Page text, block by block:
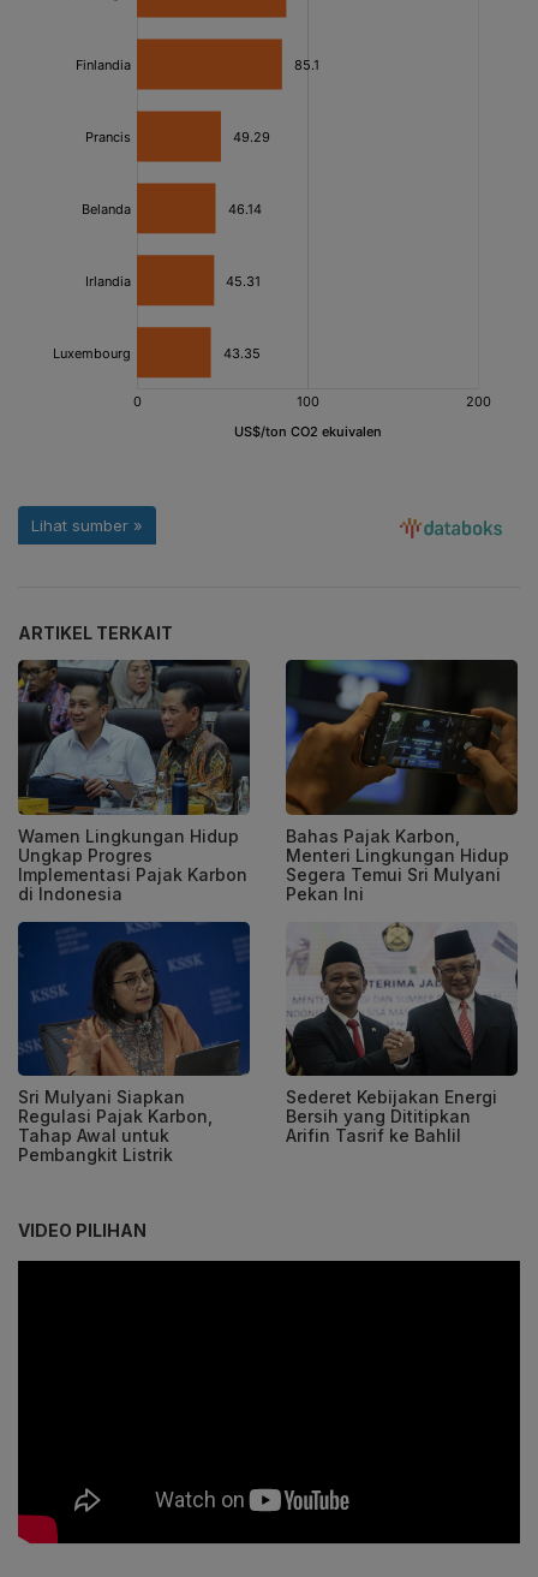
ARTIKEL TERKAIT
Wamen Lingkungan Hidup
Ungkap Progres
Implementasi Pajak Karbon
di Indonesia
Bahas Pajak Karbon,
Menteri Lingkungan Hidup
Segera Temui Sri Mulyani
Pekan Ini
Sri Mulyani Siapkan
Regulasi Pajak Karbon,
Tahap Awal untuk
Pembangkit Listrik
Sederet Kebijakan Energi
Bersih yang Dititipkan
Arifin Tasrif ke Bahlil
VIDEO PILIHAN